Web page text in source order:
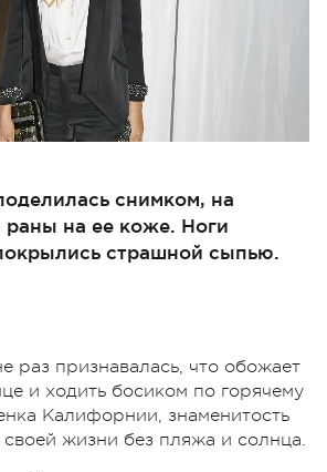
снимком, на
на ее коже. Ноги
страшной сыпью.
раз признавалась, что обожает
и ходить босиком по горячему
Калифорнии, знаменитость
своей жизни без пляжа и солнца.